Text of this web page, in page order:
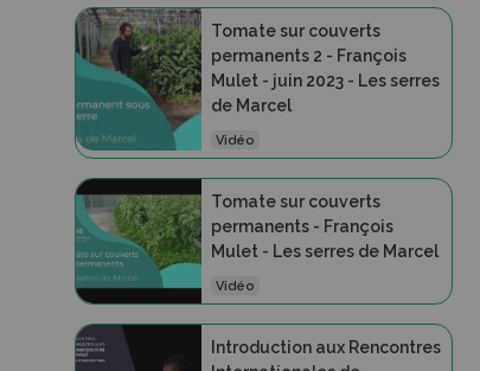
Tomate sur couverts
permanents 2 - François
Mulet - juin 2023 - Les serres
de Marcel
Vidéo
Tomate sur couverts
permanents - François
Mulet - Les serres de Marcel
Vidéo
Introduction aux Rencontres